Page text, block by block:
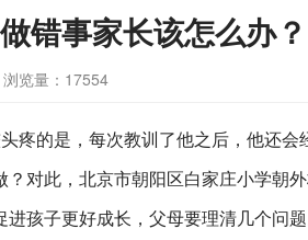
错事家长该怎么办？
浏览量：17554
疼的是，每次教训了他之后，他还
对此， 北京市朝阳区白家庄小学朝
孩子更好成长，父母要理清几个问题